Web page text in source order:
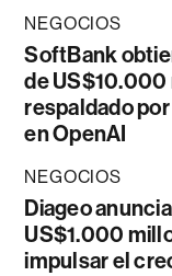
NEGOCIOS
SoftBank
de
respaldado
en OpenAI
NEGOCIOS
Diageo
US$1.000
impulsar el